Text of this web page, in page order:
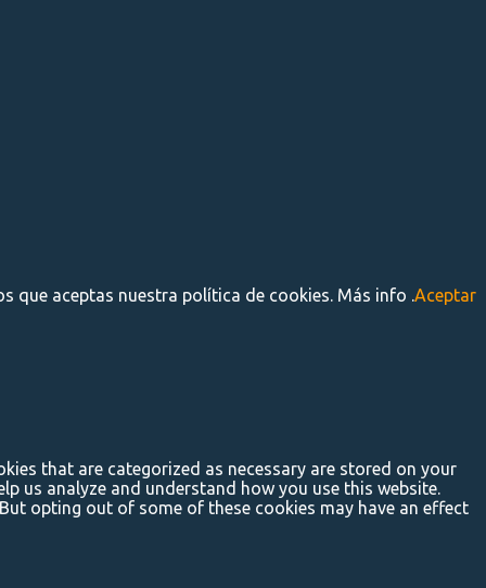
que aceptas nuestra política de cookies. Más info .Aceptar
that are categorized as necessary are stored on your
us analyze and understand how you use this website.
opting out of some of these cookies may have an effect